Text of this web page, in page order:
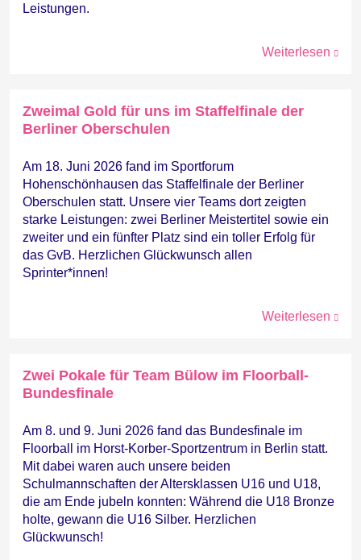
Leistungen.
Weiterlesen
Zweimal Gold für uns im Staffelfinale der
Berliner Oberschulen
Am 18. Juni 2026 fand im Sportforum
Hohenschönhausen das Staffelfinale der Berliner
Oberschulen statt. Unsere vier Teams dort zeigten
starke Leistungen: zwei Berliner Meistertitel sowie ein
zweiter und ein fünfter Platz sind ein toller Erfolg für
das GvB. Herzlichen Glückwunsch allen
Sprinter*innen!
Weiterlesen
Zwei Pokale für Team Bülow im Floorball-
Bundesfinale
Am 8. und 9. Juni 2026 fand das Bundesfinale im
Floorball im Horst-Korber-Sportzentrum in Berlin statt.
Mit dabei waren auch unsere beiden
Schulmannschaften der Altersklassen U16 und U18,
die am Ende jubeln konnten: Während die U18 Bronze
holte, gewann die U16 Silber. Herzlichen
Glückwunsch!